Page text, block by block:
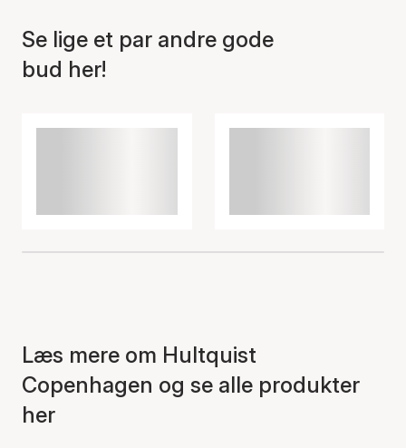
Varen er tilføjet til kurven
Se lige et par andre gode
bud her!
Læs mere om Hultquist
Copenhagen og se alle produkter
her